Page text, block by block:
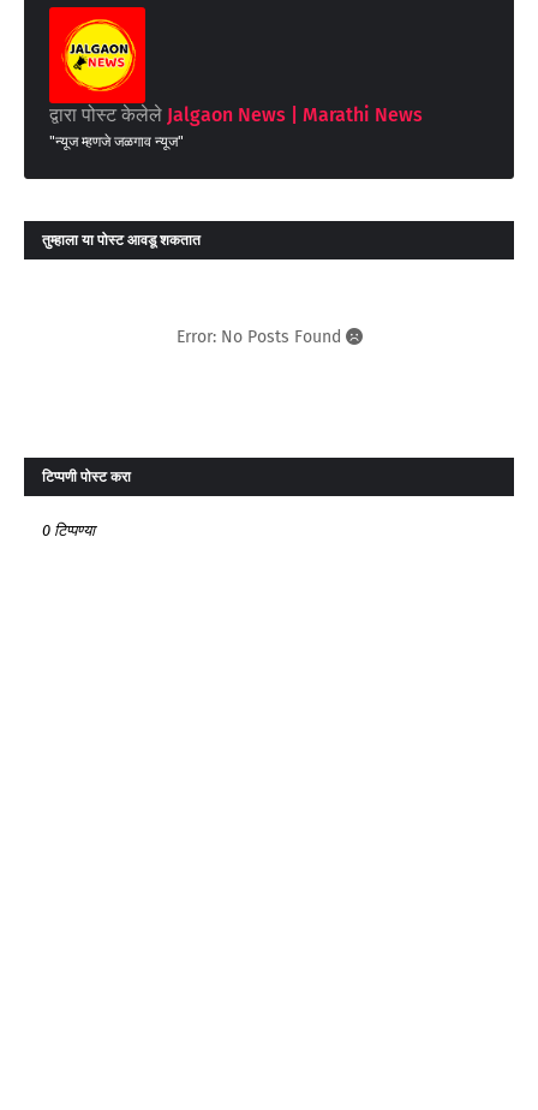
द्वारा पोस्ट केलेले Jalgaon News | Marathi News
"न्यूज म्हणजे जळगाव न्यूज"
तुम्‍हाला या पोस्‍ट आवडू शकतात
Error: No Posts Found
टिप्पणी पोस्ट करा
0 टिप्पण्या